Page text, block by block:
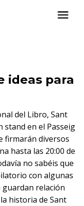
ideas para
del Libro, Sant
stand en el Passeig
firmarán diversos
hasta las 20:00 de
no sabéis que
con algunas
relación
historia de Sant